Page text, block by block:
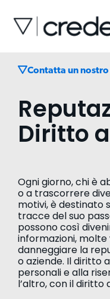
Contatta un
Diritto
Ogni giorno, chi è
o a trascorrere
motivi, è destinato
tracce del suo
possono così
informazioni,
danneggiare la
o aziende. Il diritto
personali e alla
l’altro, con il diritto